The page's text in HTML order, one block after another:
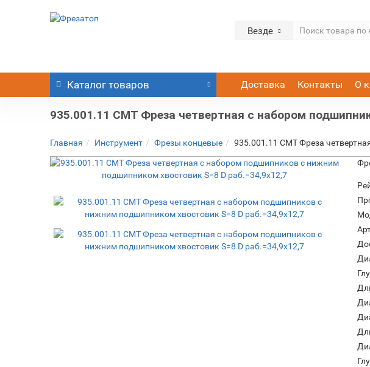
Везде
Каталог товаров Доставка Контакты О
935.001.11 CMT Фреза четвертная c набором
Главная Инструмент Фрезы концевые 935.001.11 CMT Фреза